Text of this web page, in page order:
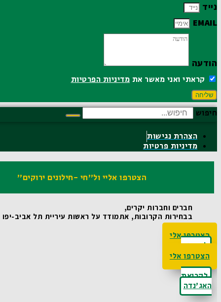
נייד
EMAIL
הודעה
קראתי ואני מאשר אתמדיניות הפרטיות
שליחה
חיפוש
הצהרת נגישות
מדיניות פרטיות
הצטרפו אליי ול"חי -חילונים ירוקים"
חברים וחברות יקרים,
בבחירות הקרובות, אתמודד על ראשות עיריית תל אביב-יפו
הצטרפו אלי
לקריאת
האג'נדה
הצטרפו אלי
לקריאת
האג'נדה